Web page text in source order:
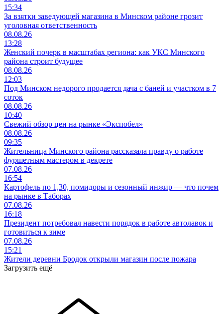
15:34
За взятки заведующей магазина в Минском районе грозит
уголовная ответственность
08.08.26
13:28
Женский почерк в масштабах региона: как УКС Минского
района строит будущее
08.08.26
12:03
Под Минском недорого продается дача с баней и участком в 7
соток
08.08.26
10:40
Свежий обзор цен на рынке «Экспобел»
08.08.26
09:35
Жительница Минского района рассказала правду о работе
фуршетным мастером в декрете
07.08.26
16:54
Картофель по 1,30, помидоры и сезонный инжир — что почем
на рынке в Таборах
07.08.26
16:18
Президент потребовал навести порядок в работе автолавок и
готовиться к зиме
07.08.26
15:21
Жители деревни Бродок открыли магазин после пожара
Загрузить ещё